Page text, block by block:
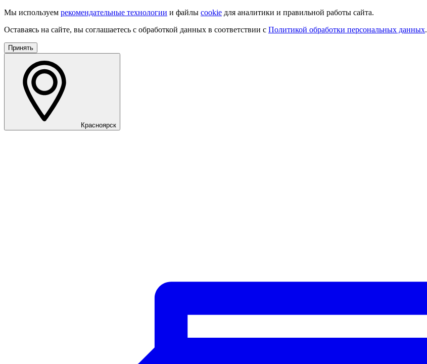
Мы используем рекомендательные технологии и файлы cookie для аналитики и правильной работы сайта.
Оставаясь на сайте, вы соглашаетесь с обработкой данных в соответствии с Политикой обработки персональных данных.
Принять
Красноярск